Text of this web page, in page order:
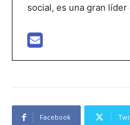
social, es una gran
Facebook